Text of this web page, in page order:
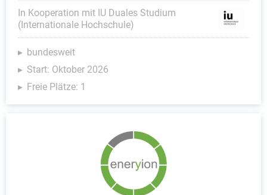
In Kooperation mit IU Duales Studium
(Internationale Hochschule)
bundesweit
Start: Oktober 2026
Freie Plätze: 1